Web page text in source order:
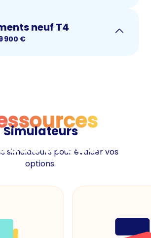
neuf T4
900 €
Simulateurs
simulateurs pour évaluer vos
options.